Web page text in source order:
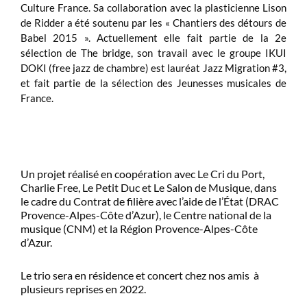
Culture France. Sa collaboration avec la plasticienne Lison
de Ridder a été soutenu par les « Chantiers des détours de
Babel 2015 ». Actuellement elle fait partie de la 2e
sélection de The bridge, son travail avec le groupe IKUI
DOKI (free jazz de chambre) est lauréat Jazz Migration #3,
et fait partie de la sélection des Jeunesses musicales de
France.
Un projet réalisé en coopération avec Le Cri du Port,
Charlie Free, Le Petit Duc et Le Salon de Musique, dans
le cadre du Contrat de filière avec l’aide de l’État (DRAC
Provence-Alpes-Côte d’Azur), le Centre national de la
musique (CNM) et la Région Provence-Alpes-Côte
d’Azur.
Le trio sera en résidence et concert chez nos amis à
plusieurs reprises en 2022.